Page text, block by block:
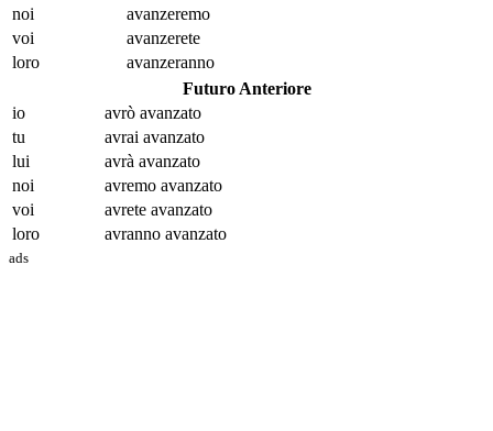
noi
avanzeremo
voi
avanzerete
loro
avanzeranno
Futuro Anteriore
io
avrò avanzato
tu
avrai avanzato
lui
avrà avanzato
noi
avremo avanzato
voi
avrete avanzato
loro
avranno avanzato
ads